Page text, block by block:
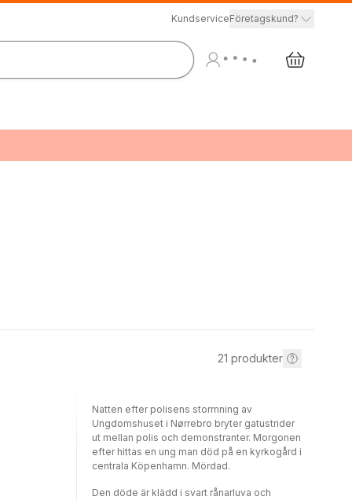
KundserviceFöretagskund?
21 produkter
Natten efter polisens stormning av
Ungdomshuset i Nørrebro bryter gatustrider
ut mellan polis och demonstranter. Morgonen
efter hittas en ung man död på en kyrkogård i
centrala Köpenhamn. Mördad.
Den döde är klädd i svart rånarluva och